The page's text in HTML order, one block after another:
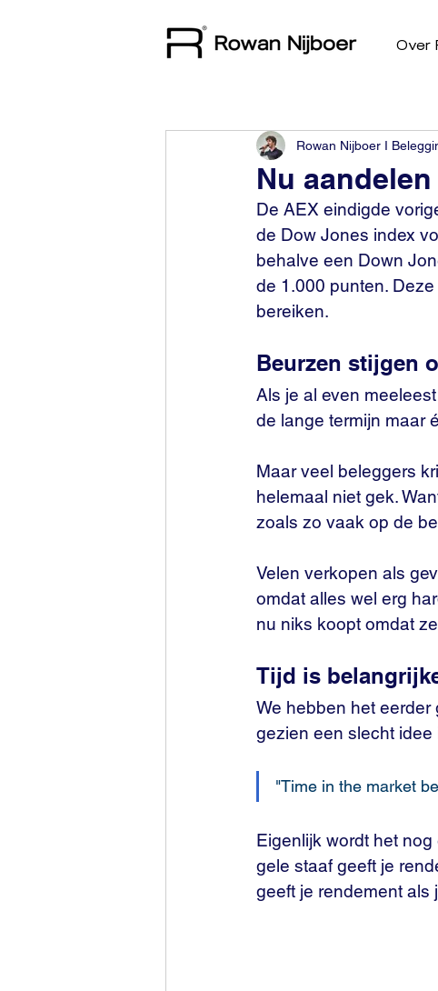
Over
Nu
Rowan Nijboer I
De AEX eindigde
de Dow Jones index
behalve een Down
de 1.000 punten.
bereiken.
Beurzen stijgen
Als je al even
de lange termijn maar
Maar veel beleggers
helemaal niet gek.
zoals zo vaak op de
Velen verkopen als
omdat alles wel erg
nu niks koopt omdat
Tijd is
We hebben het eerder
gezien een slecht
"Time in the market
Eigenlijk wordt het
gele staaf geeft je
geeft je rendement als